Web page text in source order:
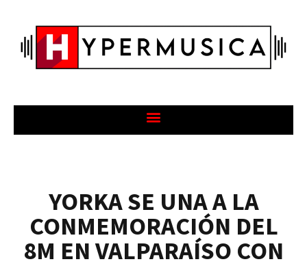
YORKA SE UNA A LA
CONMEMORACIÓN DEL
8M EN VALPARAÍSO CON